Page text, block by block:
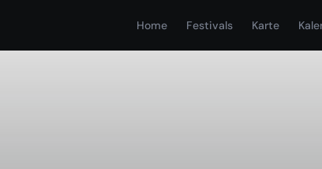
Home Festivals Karte